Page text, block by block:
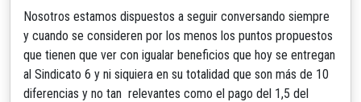
Nosotros estamos dispuestos a seguir conversando siempre
y cuando se consideren por los menos los puntos propuestos
que tienen que ver con igualar beneficios que hoy se entregan
al Sindicato 6 y ni siquiera en su totalidad que son más de 10
diferencias y no tan relevantes como el pago del 1,5 del